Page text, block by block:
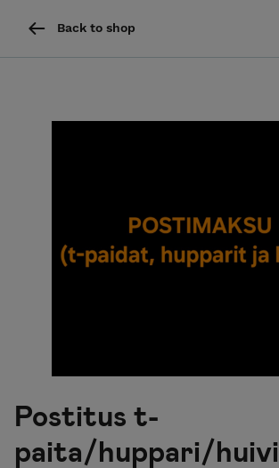
Back to shop
Postitus t-
paita/huppari/huivi